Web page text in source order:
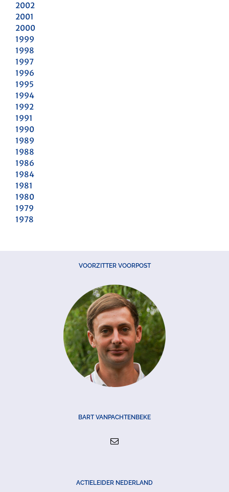
2002
2001
2000
1999
1998
1997
1996
1995
1994
1992
1991
1990
1989
1988
1986
1984
1981
1980
1979
1978
VOORZITTER VOORPOST
BART VANPACHTENBEKE
ACTIELEIDER NEDERLAND